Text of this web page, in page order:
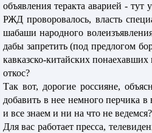
объявления теракта аварией -
РЖД проворовалось, власть
шабаши народного
дабы запретить (под предлогом
кавказско-китайских
откос?
Так вот, дорогие россияне,
добавить в нее немного перчика
и все знаем и ни на что не ведемся?
Для вас работает пресса,